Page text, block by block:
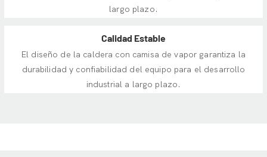
largo plazo.
Calidad Estable
El diseño de la caldera con camisa de vapor garantiza la
durabilidad y confiabilidad del equipo para el desarrollo
industrial a largo plazo.